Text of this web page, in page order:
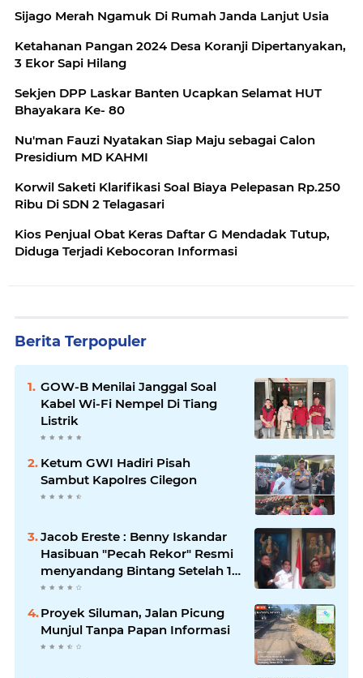
Sijago Merah Ngamuk Di Rumah Janda Lanjut Usia
Ketahanan Pangan 2024 Desa Koranji Dipertanyakan,
3 Ekor Sapi Hilang
Sekjen DPP Laskar Banten Ucapkan Selamat HUT
Bhayakara Ke- 80
Nu'man Fauzi Nyatakan Siap Maju sebagai Calon
Presidium MD KAHMI
Korwil Saketi Klarifikasi Soal Biaya Pelepasan Rp.250
Ribu Di SDN 2 Telagasari
Kios Penjual Obat Keras Daftar G Mendadak Tutup,
Diduga Terjadi Kebocoran Informasi
Berita Terpopuler
GOW-B Menilai Janggal Soal
Kabel Wi-Fi Nempel Di Tiang
Listrik
Ketum GWI Hadiri Pisah
Sambut Kapolres Cilegon
Jacob Ereste : Benny Iskandar
Hasibuan "Pecah Rekor" Resmi
menyandang Bintang Setelah 14
Tahun Ngejokrok Berpangjat
Kombes
Proyek Siluman, Jalan Picung
Munjul Tanpa Papan Informasi